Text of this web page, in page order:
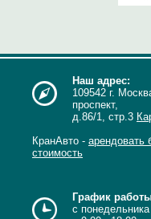
Наш адрес:
109542 г.
проспект,
д.86/1, стр.3
КранАвто - арендовать
стоимость
График
с